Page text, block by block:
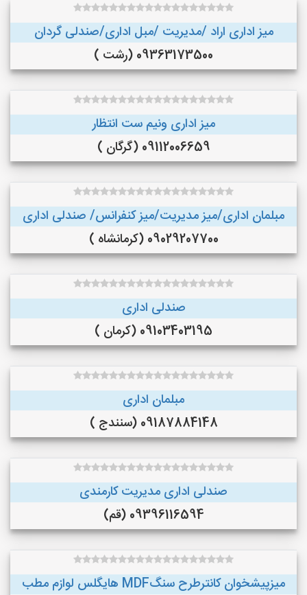
میز اداری اراد /مدیریت /مبل اداری/صندلی گردان
09363173500 (رشت )
میز اداری ونیم ست انتظار
09112006659 (گرگان )
مبلمان اداری/میز مدیریت/میز کنفرانس/ صندلی اداری
09029207700 (کرمانشاه )
صندلی اداری
09103403195 (کرمان )
مبلمان اداری
09187884148 (سنندج )
صندلی اداری مدیریت کارمندی
09396116594 (قم)
میزپیشخوان کانترطرح سنگMDF هایگلس لوازم مطب